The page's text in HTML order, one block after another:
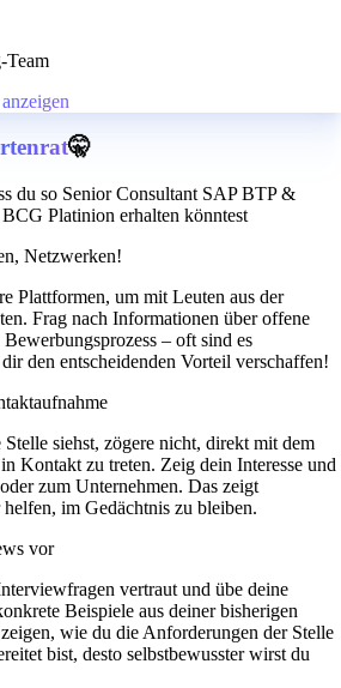
Team
🤫
du so Senior Consultant SAP BTP &
Platinion erhalten könntest
Netzwerken!
Plattformen, um mit Leuten aus der
Frag nach Informationen über offene
– oft sind es
den entscheidenden Vorteil verschaffen!
Stelle siehst, zögere nicht, direkt mit dem
Kontakt zu treten. Zeig dein Interesse und
zum Unternehmen. Das zeigt
im Gedächtnis zu bleiben.
vor
vertraut und übe deine
Beispiele aus deiner bisherigen
wie du die Anforderungen der Stelle
bist, desto selbstbewusster wirst du